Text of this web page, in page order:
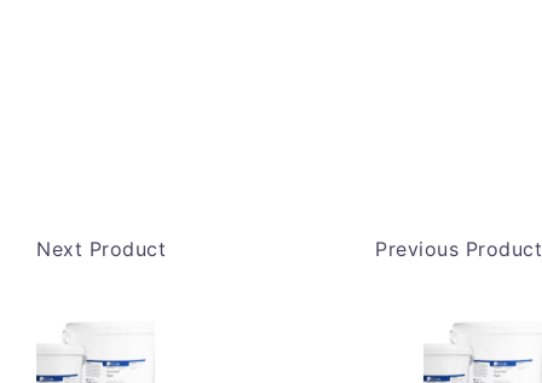
Next Product Previous Product